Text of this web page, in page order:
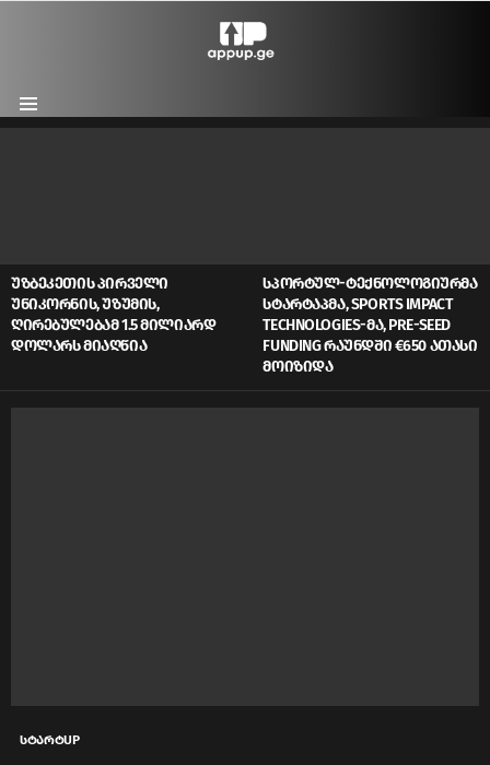
Menu
ᲣᲖᲑᲔᲙᲔᲗᲘᲡ ᲞᲘᲠᲕᲔᲚᲘ
ᲣᲜᲘᲙᲝᲠᲜᲘᲡ, ᲣᲖᲣᲛᲘᲡ,
ᲦᲘᲠᲔᲑᲣᲚᲔᲑᲐᲛ 1.5 ᲛᲘᲚᲘᲐᲠᲓ
ᲓᲝᲚᲐᲠᲡ ᲛᲘᲐᲦᲬᲘᲐ
ᲡᲞᲝᲠᲢᲣᲚ-ᲢᲔᲥᲜᲝᲚᲝᲒᲘᲣᲠᲛᲐ
ᲡᲢᲐᲠᲢᲐᲞᲛᲐ, SPORTS IMPACT
TECHNOLOGIES-ᲛᲐ, PRE-SEED
FUNDING ᲠᲐᲣᲜᲓᲨᲘ €650 ᲐᲗᲐᲡᲘ
ᲛᲝᲘᲖᲘᲓᲐ
სტარტUP